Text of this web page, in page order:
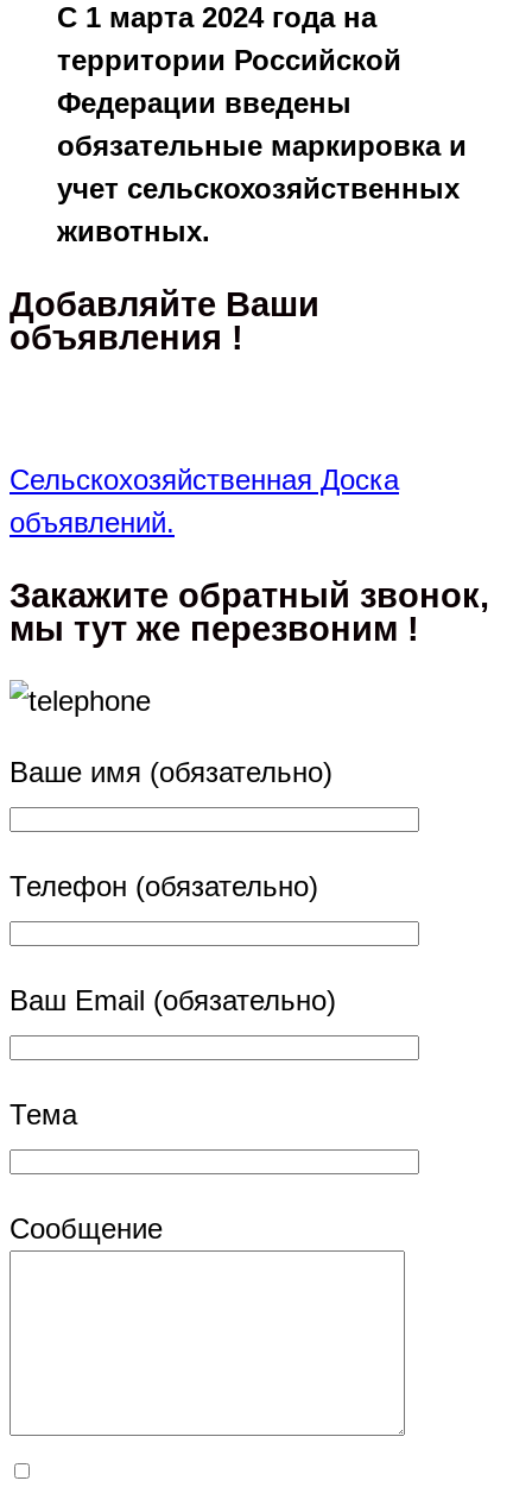
С 1 марта 2024 года на
территории Российской
Федерации введены
обязательные маркировка и
учет сельскохозяйственных
животных.
Добавляйте Ваши
объявления !
Сельскохозяйственная Доска
объявлений.
Закажите обратный звонок,
мы тут же перезвоним !
Ваше имя (обязательно)
Телефон (обязательно)
Ваш Email (обязательно)
Тема
Сообщение